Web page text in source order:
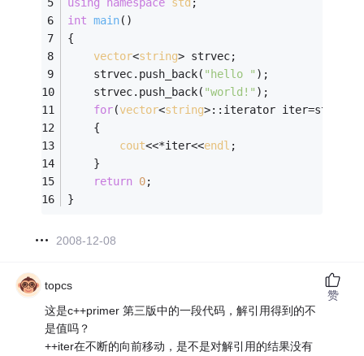
using
namespace std ;
int main()
{
vector<string> strvec;
	strvec.push_back(
"hello " );
	strvec.push_back(
"world!" );
for(vector<string>::iterator
	{
cout<<*iter<<endl ;
	}
return 0;
}
2008-12-08
topcs
这是c++primer 第三版中的一段代码，解引用得到的不
是值吗？
++iter在不断的向前移动，是不是对解引用的结果没有
赞